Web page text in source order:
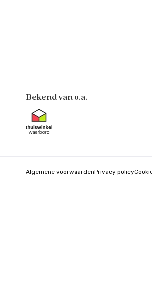
Bekend van o.a.
Algemene voorwaardenPrivacy policy